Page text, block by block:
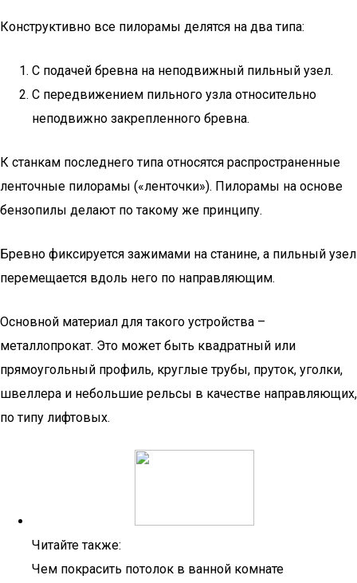
Конструктивно все пилорамы делятся на два типа:
С подачей бревна на неподвижный пильный узел.
С передвижением пильного узла относительно
неподвижно закрепленного бревна.
К станкам последнего типа относятся распространенные
ленточные пилорамы («ленточки»). Пилорамы на основе
бензопилы делают по такому же принципу.
Бревно фиксируется зажимами на станине, а пильный узел
перемещается вдоль него по направляющим.
Основной материал для такого устройства –
металлопрокат. Это может быть квадратный или
прямоугольный профиль, круглые трубы, пруток, уголки,
швеллера и небольшие рельсы в качестве направляющих,
по типу лифтовых.
Читайте также:
Чем покрасить потолок в ванной комнате